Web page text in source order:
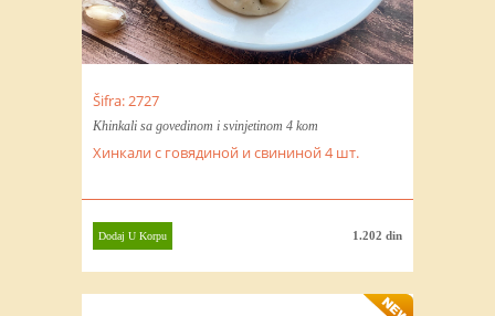
Šifra: 2727
Khinkali sa govedinom i svinjetinom 4 kom
Хинкали с говядиной и свининой 4 шт.
1.202 din
Dodaj U Korpu